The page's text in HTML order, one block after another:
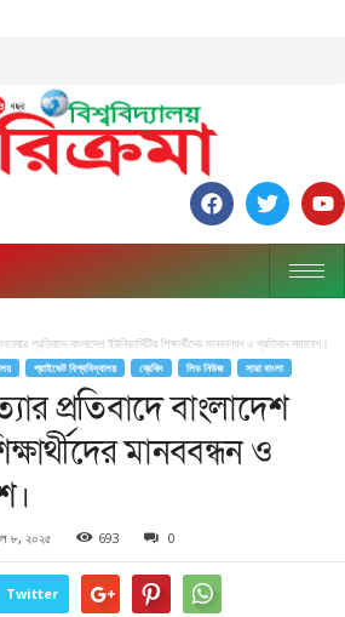
প্রতিবাদে বাংলাদেশ ইউনিভার্সিটির শিক্ষার্থীদের মানববন্ধন ও প্রতিবাদ সমাবেশ।
প্রাইভেট বিশ্ববিদ্যালয় ব্রেকিং লিড নিউজ সারা বাংলা
প্রতিবাদে বাংলাদেশ
মানববন্ধন ও
৮, ২০২৫ 693 0
Twitter